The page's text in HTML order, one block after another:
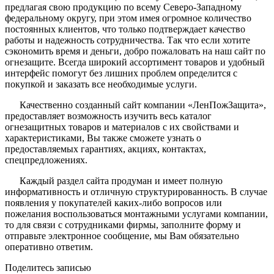
предлагая свою продукцию по всему Северо-Западному
федеральному округу, при этом имея огромное количество
постоянных клиентов, что только подтверждает качество
работы и надежность сотрудничества. Так что если хотите
сэкономить время и деньги, добро пожаловать на наш сайт по
огнезащите. Всегда широкий ассортимент товаров и удобный
интерфейс помогут без лишних проблем определится с
покупкой и заказать все необходимые услуги.
Качественно созданный сайт компании «ЛенПожЗащита»,
предоставляет возможность изучить весь каталог
огнезащитных товаров и материалов с их свойствами и
характеристиками, Вы также сможете узнать о
предоставляемых гарантиях, акциях, контактах,
спецпредложениях.
Каждый раздел сайта продуман и имеет полную
информативность и отличную структурированность. В случае
появления у покупателей каких-либо вопросов или
пожелания воспользоваться монтажными услугами компании,
то для связи с сотрудниками фирмы, заполните форму и
отправьте электронное сообщение, мы Вам обязательно
оперативно ответим.
Поделитесь записью